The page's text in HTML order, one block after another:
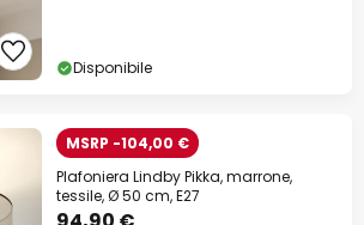
Disponibile
MSRP -104,00 €
Plafoniera Lindby Pikka, marrone,
tessile, Ø 50 cm, E27